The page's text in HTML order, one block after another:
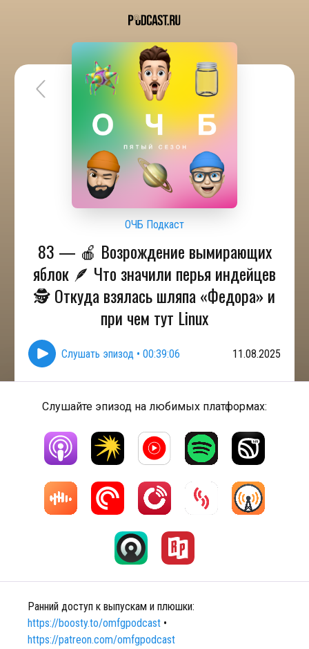
ОЧБ Подкаст
83 — 🍎 Возрождение вымирающих
яблок 🪶 Что значили перья индейцев
🕵 Откуда взялась шляпа «Федора» и
при чем тут Linux
Слушать эпизод • 00:39:06 11.08.2025
Слушайте эпизод на любимых платформах:
Ранний доступ к выпускам и плюшки:
https://boosty.to/omfgpodcast •
https://patreon.com/omfgpodcast